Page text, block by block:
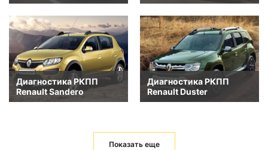
Диагностика РКПП
Renault Sandero
Диагностика РКПП
Renault Duster
Показать еще